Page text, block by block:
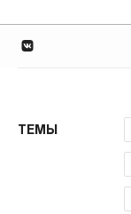
ТЕМЫ